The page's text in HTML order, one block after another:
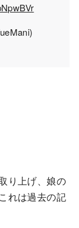
り上げ、娘の
れは過去の記